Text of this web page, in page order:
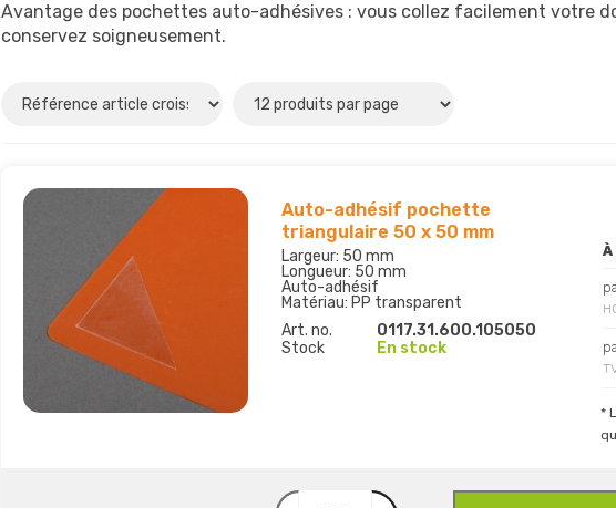
Avantage des pochettes auto-adhésives : vous collez facilement votre
conservez soigneusement.
Auto-adhésif pochette
triangulaire 50 x 50 mm
Largeur: 50 mm
Longueur: 50 mm
Auto-adhésif
Matériau: PP transparent
Art. no.
0117.31.600.105050
Stock
En stock
*